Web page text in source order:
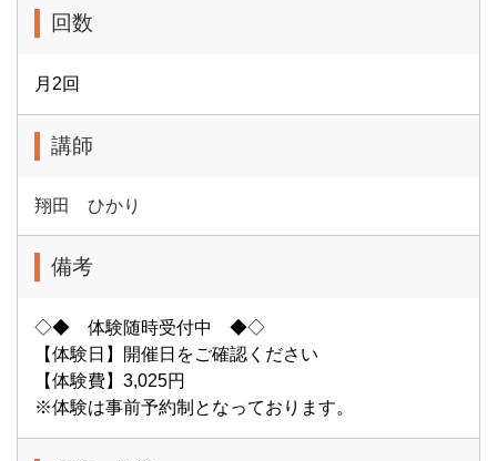
回数
月2回
講師
翔田 ひかり
備考
◇◆ 体験随時受付中 ◆◇
【体験日】開催日をご確認ください
【体験費】3,025円
※体験は事前予約制となっております。